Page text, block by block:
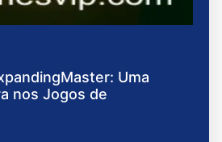
Uma
nos Jogos de